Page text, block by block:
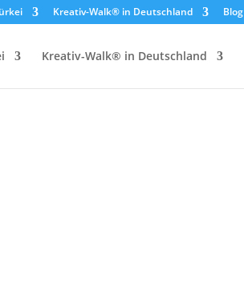
Kreativ-Walk® in Deutschland Blog
Kreativ-Walk® in Deutschland